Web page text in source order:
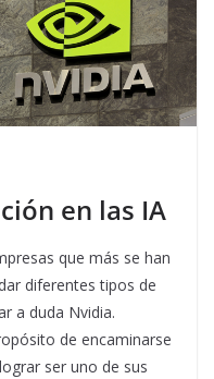
en las IA
que más se han
diferentes tipos de
a duda Nvidia.
de encaminarse
ser uno de sus